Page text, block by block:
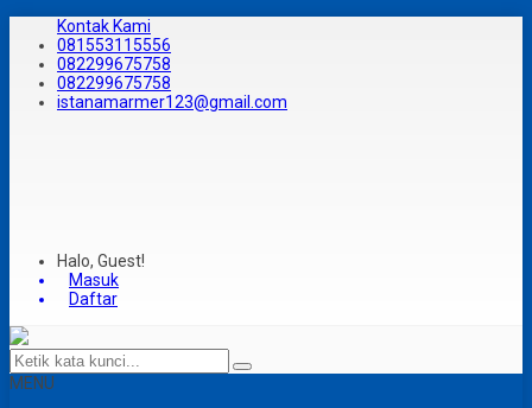
Kontak Kami
081553115556
082299675758
082299675758
istanamarmer123@gmail.com
Halo, Guest!
Masuk
Daftar
MENU